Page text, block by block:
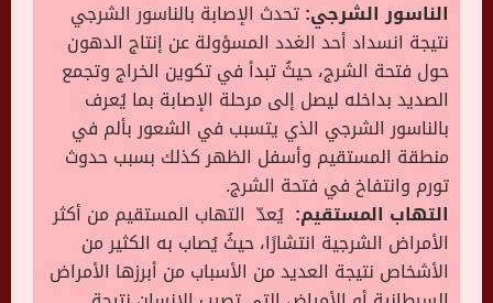
الناسور الشرجي:تحدث الإصابة بالناسور الشرجي
نتيجة انسداد أحد الغدد المسؤولة عن إنتاج الدهون
حول فتحة الشرج، حيثُ تبدأ في تكوين الخراج وتجمع
الصديد بداخله ليصل إلى مرحلة الإصابة بما يُعرف
بالناسور الشرجي الذي يتسبب في الشعور بألم في
منطقة المستقيم وأسفل الظهر كذلك بسبب حدوث
تورم وانتفاخ في فتحة الشرج.
التهاب المستقيم: يُعدّ التهاب المستقيم من أكثر
الأمراض الشرجية انتشارًا، حيثُ يُصاب به الكثير من
الأشخاص نتيجة العديد من الأسباب من أبرزها الأمراض